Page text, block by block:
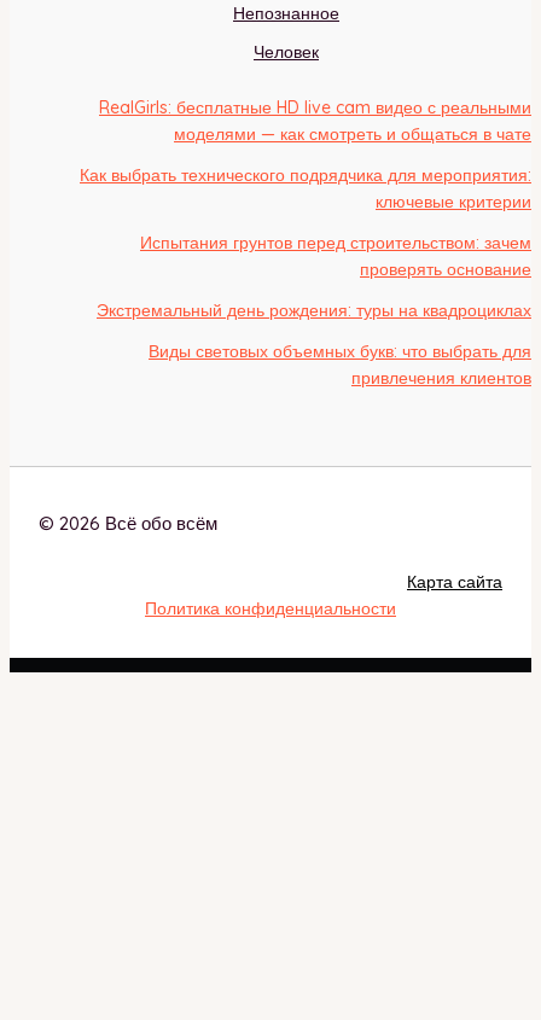
Непознанное
Человек
RealGirls: бесплатные HD live cam видео с реальными
моделями — как смотреть и общаться в чате
Как выбрать технического подрядчика для мероприятия:
ключевые критерии
Испытания грунтов перед строительством: зачем
проверять основание
Экстремальный день рождения: туры на квадроциклах
Виды световых объемных букв: что выбрать для
привлечения клиентов
© 2026 Всё обо всём
Карта сайта
Политика конфиденциальности